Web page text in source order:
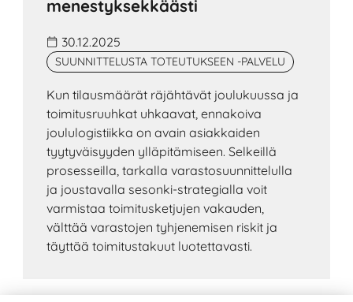
menestyksekkäästi
30.12.2025
SUUNNITTELUSTA TOTEUTUKSEEN -PALVELU
Kun tilausmäärät räjähtävät joulukuussa ja
toimitusruuhkat uhkaavat, ennakoiva
joululogistiikka on avain asiakkaiden
tyytyväisyyden ylläpitämiseen. Selkeillä
prosesseilla, tarkalla varastosuunnittelulla
ja joustavalla sesonki-strategialla voit
varmistaa toimitusketjujen vakauden,
välttää varastojen tyhjenemisen riskit ja
täyttää toimitustakuut luotettavasti.